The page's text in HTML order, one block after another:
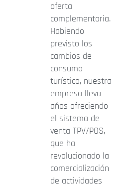
oferta
complementaria.
Habiendo
previsto los
cambios de
consumo
turístico, nuestra
empresa lleva
años ofreciendo
el sistema de
venta TPV/POS,
que ha
revolucionado la
comercialización
de actividades